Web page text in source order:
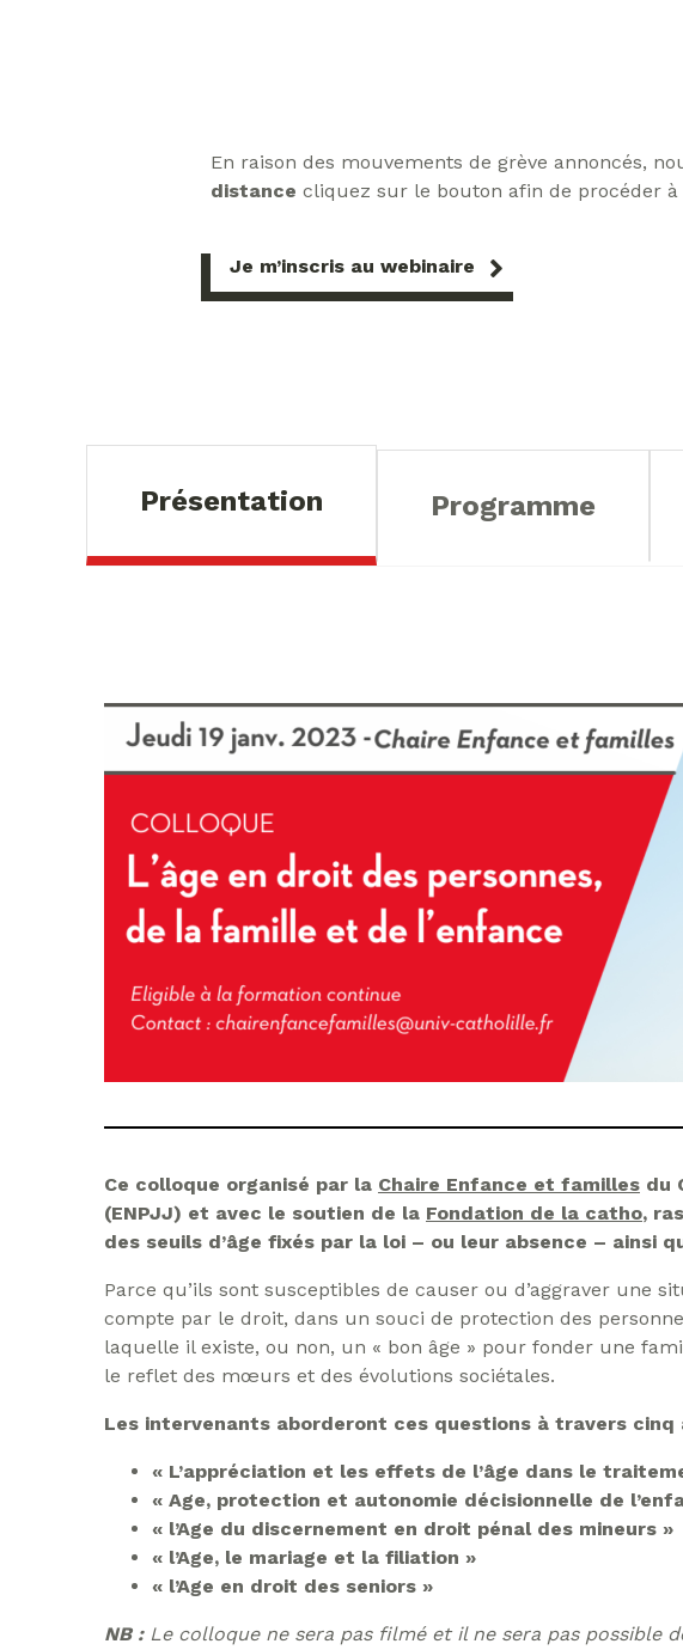
En raison des mouvements de grève annoncés,
distance cliquez sur le bouton afin de procéder
Je m’inscris au webinaire
Présentation Programme
Ce colloque organisé par la Chaire Enfance et familles du
(ENPJJ) et avec le soutien de la Fondation de la catho,
des seuils d’âge fixés par la loi – ou leur absence – ainsi
Parce qu’ils sont susceptibles de causer ou d’aggraver une
compte par le droit, dans un souci de protection des
laquelle il existe, ou non, un « bon âge » pour fonder une
le reflet des mœurs et des évolutions sociétales.
Les intervenants aborderont ces questions à travers cinq
« L’appréciation et les effets de l’âge dans le
« Age, protection et autonomie décisionnelle de
« l’Age du discernement en droit pénal des mineurs »
« l’Age, le mariage et la filiation »
« l’Age en droit des seniors »
NB : Le colloque ne sera pas filmé et il ne sera pas possible